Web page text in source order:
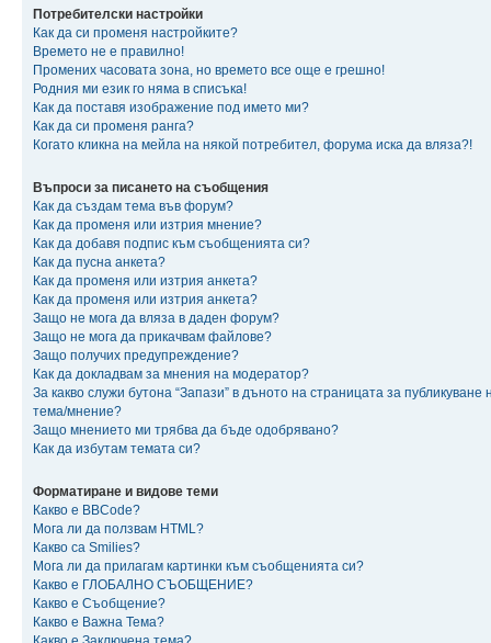
Потребителски настройки
Как да си променя настройките?
Времето не е правилно!
Промених часовата зона, но времето все още е грешно!
Родния ми език го няма в списъка!
Как да поставя изображение под името ми?
Как да си променя ранга?
Когато кликна на мейла на някой потребител, форума иска да вляза?!
Въпроси за писането на съобщения
Как да създам тема във форум?
Как да променя или изтрия мнение?
Как да добавя подпис към съобщенията си?
Как да пусна анкета?
Как да променя или изтрия анкета?
Как да променя или изтрия анкета?
Защо не мога да вляза в даден форум?
Защо не мога да прикачвам файлове?
Защо получих предупреждение?
Как да докладвам за мнения на модератор?
За какво служи бутона “Запази” в дъното на страницата за публикуване
тема/мнение?
Защо мнението ми трябва да бъде одобрявано?
Как да избутам темата си?
Форматиране и видове теми
Какво е BBCode?
Мога ли да ползвам HTML?
Какво са Smilies?
Мога ли да прилагам картинки към съобщенията си?
Какво е ГЛОБАЛНО СЪОБЩЕНИЕ?
Какво е Съобщение?
Какво е Важна Тема?